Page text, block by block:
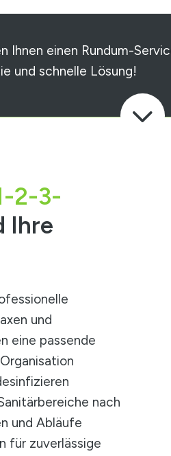
Ihnen einen Rundum-
und schnelle Lösung!
3
2-3-
Ihre
und
eine passende
nach
und Abläufe
für zuverlässige